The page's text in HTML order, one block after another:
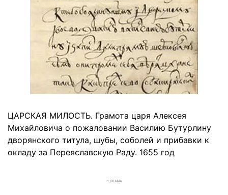
ЦАРСКАЯ МИЛОСТЬ. Грамота царя Алексея
Михайловича о пожаловании Василию Бутурлину
дворянского титула, шубы, соболей и прибавки к
окладу за Переяславскую Раду. 1655 год
РЕКЛАМА